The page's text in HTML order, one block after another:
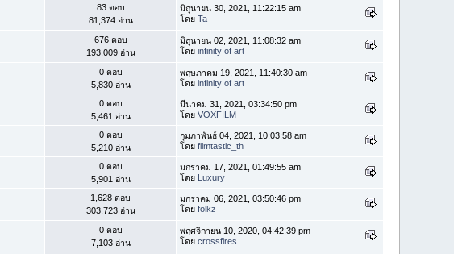
83 ตอบ
81,374 อ่าน
มิถุนายน 30, 2021, 11:22:15 am
โดยTa
676 ตอบ
193,009 อ่าน
มิถุนายน 02, 2021, 11:08:32 am
โดยinfinity of art
0 ตอบ
5,830 อ่าน
พฤษภาคม 19, 2021, 11:40:30 am
โดยinfinity of art
0 ตอบ
5,461 อ่าน
มีนาคม 31, 2021, 03:34:50 pm
โดยVOXFILM
0 ตอบ
5,210 อ่าน
กุมภาพันธ์ 04, 2021, 10:03:58 am
โดยfilmtastic_th
0 ตอบ
5,901 อ่าน
มกราคม 17, 2021, 01:49:55 am
โดย Luxury
1,628 ตอบ
303,723 อ่าน
มกราคม 06, 2021, 03:50:46 pm
โดยfolkz
0 ตอบ
7,103 อ่าน
พฤศจิกายน 10, 2020, 04:42:39 pm
โดยcrossfires